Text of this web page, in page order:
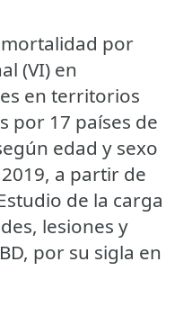
por
(VI) en
en territorios
por 17 países de
edad y sexo
a partir de
de la carga
lesiones y
por su sigla en